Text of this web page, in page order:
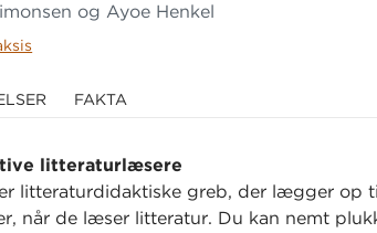
og Ayoe Henkel
FAKTA
litteraturlæsere
litteraturdidaktiske greb, der lægger op
når de læser litteratur. Du kan nemt